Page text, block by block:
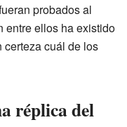
probados al
entre ellos ha existido
certeza cuál de los
réplica del